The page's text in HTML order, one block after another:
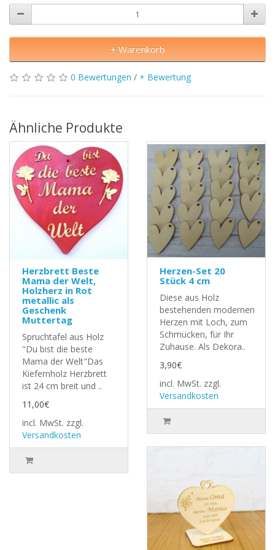
+ Warenkorb
0 Bewertungen / + Bewertung
Ähnliche Produkte
Herzbrett Beste
Mama der Welt,
Holzherz in Rot
metallic als
Geschenk
Muttertag
Spruchtafel aus Holz
"Du bist die beste
Mama der Welt"Das
Kiefernholz Herzbrett
ist 24 cm breit und ..
11,00€
incl. MwSt. zzgl.
Versandkosten
Herzen-Set 20
Stück 4 cm
Diese aus Holz
bestehenden modernen
Herzen mit Loch, zum
Schmücken, für Ihr
Zuhause. Als Dekora..
3,90€
incl. MwSt. zzgl.
Versandkosten